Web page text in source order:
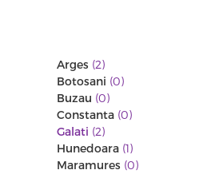
Arges (2)
Botosani (0)
Buzau (0)
Constanta (0)
Galati (2)
Hunedoara (1)
Maramures (0)